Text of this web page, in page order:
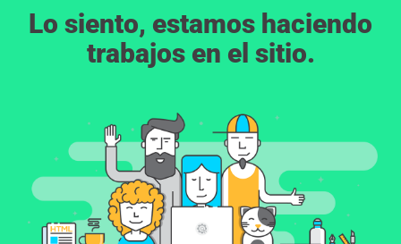
Lo siento, estamos haciendo
trabajos en el sitio.